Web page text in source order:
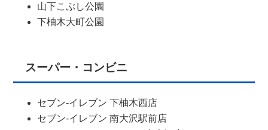
山下こぶし公園
下柚木大町公園
スーパー・コンビニ
セブン-イレブン 下柚木西店
セブン-イレブン 南大沢駅前店